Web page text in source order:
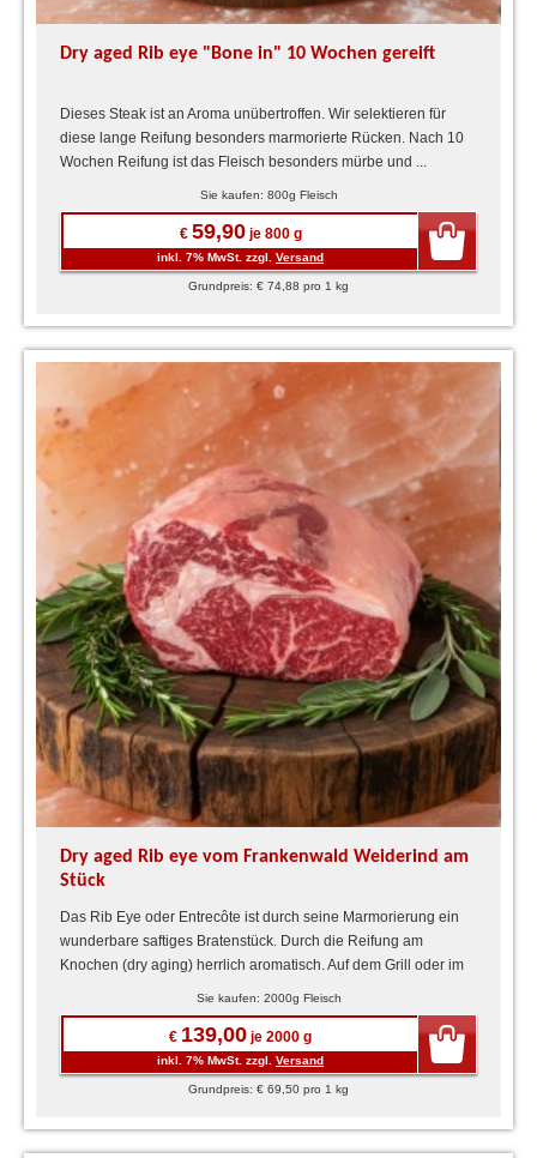
Dry aged Rib eye "Bone in" 10 Wochen gereift
Dieses Steak ist an Aroma unübertroffen. Wir selektieren für
diese lange Reifung besonders marmorierte Rücken. Nach 10
Wochen Reifung ist das Fleisch besonders mürbe und ...
Sie kaufen: 800g Fleisch
€ 59,90je 800 g
inkl. 7% MwSt. zzgl. Versand
Grundpreis: € 74,88 pro 1 kg
Dry aged Rib eye vom Frankenwald Weiderind am
Stück
Das Rib Eye oder Entrecôte ist durch seine Marmorierung ein
wunderbare saftiges Bratenstück. Durch die Reifung am
Knochen (dry aging) herrlich aromatisch. Auf dem Grill oder im
Sie kaufen: 2000g Fleisch
€ 139,00 je 2000 g
inkl. 7% MwSt. zzgl. Versand
Grundpreis: € 69,50 pro 1 kg